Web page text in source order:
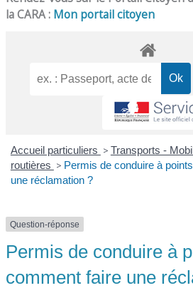
la CARA : Mon portail citoyen
Accueil particuliers > Transports -
routières > Permis de conduire à
une réclamation ?
Question-réponse
Permis de conduire à
comment faire une